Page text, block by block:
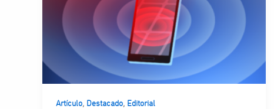
Artículo, Destacado, Editorial